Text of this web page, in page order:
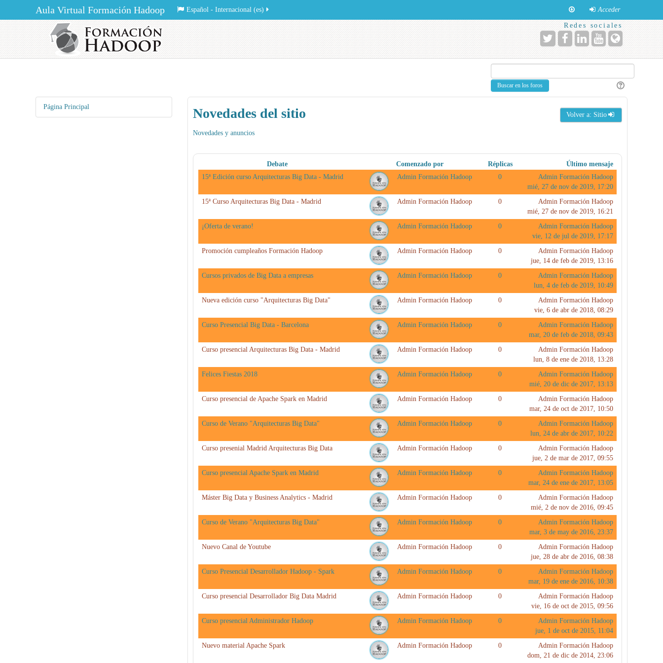
Aula Virtual Formación Hadoop Acceder
Español - Internacional ‎(es)‎
Redes sociales
Novedades del sitio Volver a: Sitio
Novedades y anuncios
Debate Comenzado por Réplicas
Último mensaje
15ª Edición curso Arquitecturas Big Data - Madrid
Admin Formación Hadoop 0
Admin Formación Hadoop
mié, 27 de nov de 2019, 17:20
15ª Curso Arquitecturas Big Data - Madrid
Admin Formación Hadoop 0
Admin Formación Hadoop
mié, 27 de nov de 2019, 16:21
¡Oferta de verano!
Admin Formación Hadoop 0
Admin Formación Hadoop
vie, 12 de jul de 2019, 17:17
Promoción cumpleaños Formación Hadoop
Admin Formación Hadoop 0
Admin Formación Hadoop
jue, 14 de feb de 2019, 13:16
Cursos privados de Big Data a empresas
Admin Formación Hadoop 0
Admin Formación Hadoop
lun, 4 de feb de 2019, 10:49
Nueva edición curso "Arquitecturas Big Data"
Admin Formación Hadoop 0
Admin Formación Hadoop
vie, 6 de abr de 2018, 08:29
Curso Presencial Big Data - Barcelona
Admin Formación Hadoop 0
Admin Formación Hadoop
mar, 20 de feb de 2018, 09:43
Curso presencial Arquitecturas Big Data - Madrid
Admin Formación Hadoop 0
Admin Formación Hadoop
lun, 8 de ene de 2018, 13:28
Felices Fiestas 2018
Admin Formación Hadoop 0
Admin Formación Hadoop
mié, 20 de dic de 2017, 13:13
Curso presencial de Apache Spark en Madrid
Admin Formación Hadoop 0
Admin Formación Hadoop
mar, 24 de oct de 2017, 10:50
Curso de Verano "Arquitecturas Big Data"
Admin Formación Hadoop 0
Admin Formación Hadoop
lun, 24 de abr de 2017, 10:22
Curso presenial Madrid Arquitecturas Big Data
Admin Formación Hadoop 0
Admin Formación Hadoop
jue, 2 de mar de 2017, 09:55
Curso presencial Apache Spark en Madrid
Admin Formación Hadoop 0
Admin Formación Hadoop
mar, 24 de ene de 2017, 13:05
Máster Big Data y Business Analytics - Madrid
Admin Formación Hadoop 0
Admin Formación Hadoop
mié, 2 de nov de 2016, 09:45
Curso de Verano "Arquitecturas Big Data"
Admin Formación Hadoop 0
Admin Formación Hadoop
mar, 3 de may de 2016, 23:37
Nuevo Canal de Youtube
Admin Formación Hadoop 0
Admin Formación Hadoop
jue, 28 de abr de 2016, 08:38
Curso Presencial Desarrollador Hadoop - Spark
Admin Formación Hadoop 0
Admin Formación Hadoop
mar, 19 de ene de 2016, 10:38
Curso presencial Desarrollador Big Data Madrid
Admin Formación Hadoop 0
Admin Formación Hadoop
vie, 16 de oct de 2015, 09:56
Curso presencial Administrador Hadoop
Admin Formación Hadoop 0
Admin Formación Hadoop
jue, 1 de oct de 2015, 11:04
Nuevo material Apache Spark
Admin Formación Hadoop 0
Admin Formación Hadoop
dom, 21 de dic de 2014, 23:06
Página Principal